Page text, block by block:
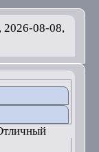
2026-08-08,